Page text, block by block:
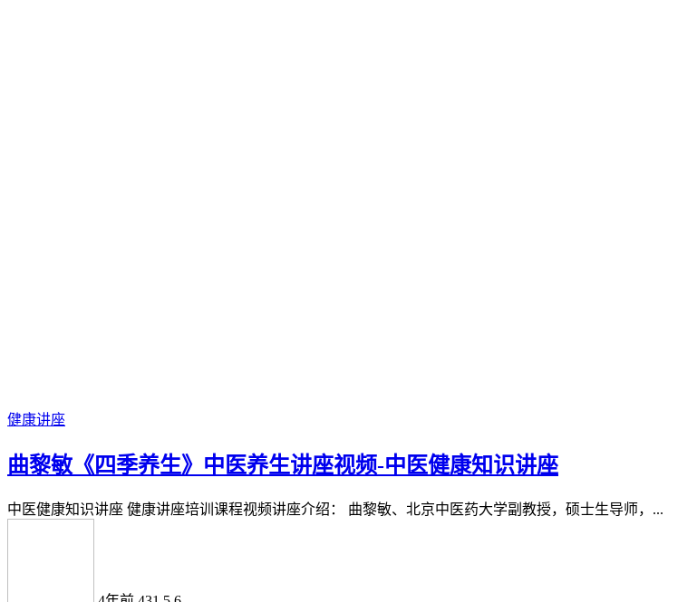
健康讲座
曲黎敏《四季养生》中医养生讲座视频-中医健康知识讲座
中医健康知识讲座 健康讲座培训课程视频讲座介绍： 曲黎敏、北京中医药大学副教授，硕士生导师，...